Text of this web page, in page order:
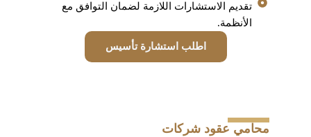
تقديم الاستشارات اللازمة لضمان التوافق مع
الأنظمة.
اطلب استشارة تأسيس
محامي عقود شركات